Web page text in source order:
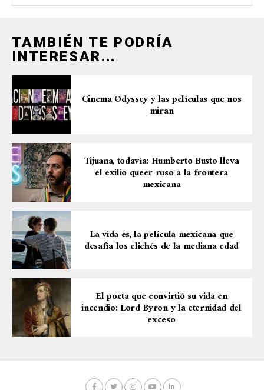
TAMBIÉN TE PODRÍA
INTERESAR...
Cinema Odyssey y las películas que nos
miran
Tijuana, todavía: Humberto Busto lleva
el exilio queer ruso a la frontera
mexicana
La vida es, la película mexicana que
desafía los clichés de la mediana edad
El poeta que convirtió su vida en
incendio: Lord Byron y la eternidad del
exceso